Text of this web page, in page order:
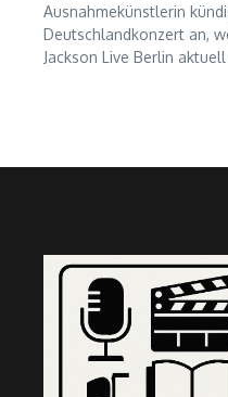
Ausnahmekünstlerin
Deutschlandkonzert an,
Jackson Live Berlin